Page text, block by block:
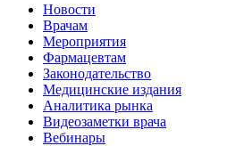
Новости
Врачам
Мероприятия
Фармацевтам
Законодательство
Медицинские издания
Аналитика рынка
Видеозаметки врача
Вебинары